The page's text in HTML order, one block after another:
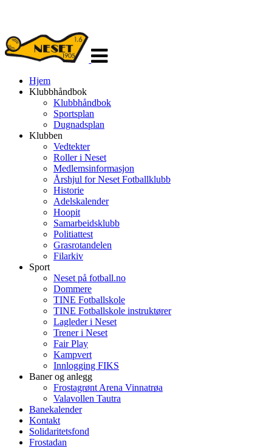
navigasjon
Hjem
Klubbhåndbok
Klubbhåndbok
Sportsplan
Dugnadsplan
Klubben
Vedtekter
Roller i Neset
Medlemsinformasjon
Årshjul for Neset Fotballklubb
Historie
Adelskalender
Hoopit
Samarbeidsklubb
Politiattest
Grasrotandelen
Filarkiv
Sport
Neset på fotball.no
Dommere
TINE Fotballskole
TINE Fotballskole instruktører
Lagleder i Neset
Trener i Neset
Fair Play
Kampvert
Innlogging FIKS
Baner og anlegg
Frostagrønt Arena Vinnatrøa
Valavollen Tautra
Banekalender
Kontakt
Solidaritetsfond
Frostadan